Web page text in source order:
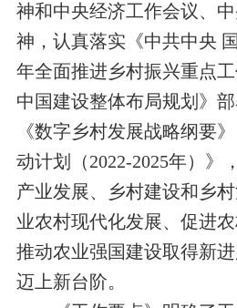
神和中央经济工作会议、
神，认真落实《中共中央
年全面推进乡村振兴重点
中国建设整体布局规划》
《数字乡村发展战略纲要
动计划（2022-2025年）》
产业发展、乡村建设和乡
业农村现代化发展、促进
推动农业强国建设取得新
迈上新台阶。